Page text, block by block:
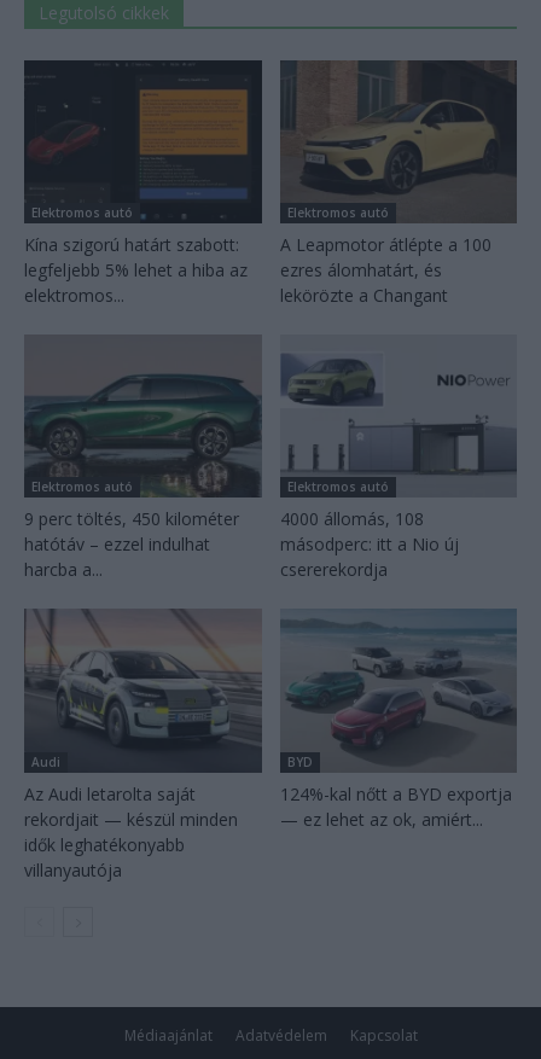
Legutolsó cikkek
Elektromos autó
Kína szigorú határt szabott:
legfeljebb 5% lehet a hiba az
elektromos...
Elektromos autó
A Leapmotor átlépte a 100
ezres álomhatárt, és
lekörözte a Changant
Elektromos autó
9 perc töltés, 450 kilométer
hatótáv – ezzel indulhat
harcba a...
Elektromos autó
4000 állomás, 108
másodperc: itt a Nio új
csererekordja
Audi
Az Audi letarolta saját
rekordjait — készül minden
idők leghatékonyabb
villanyautója
BYD
124%-kal nőtt a BYD exportja
— ez lehet az ok, amiért...
Médiaajánlat Adatvédelem Kapcsolat